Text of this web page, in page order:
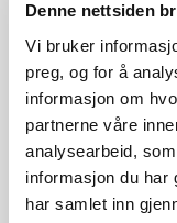
Denne nettsiden
Vi bruker
preg, og for å
informasjon om
partnerne våre
analysearbeid,
informasjon du har
har samlet inn
Nedlasting av
Kontaktperson
Ole Kristian
Epost: